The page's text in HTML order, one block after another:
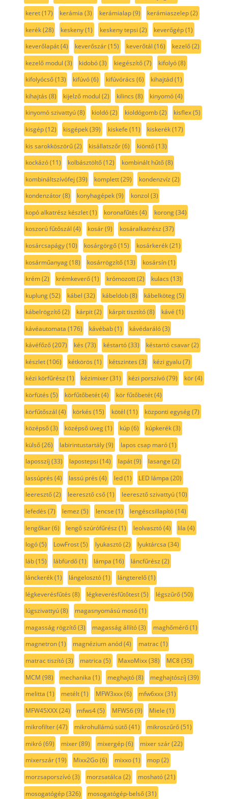
keret(17) kerámia (3) kerámialap(9) kerámiaszelep(2)
kerék(28) keskeny(1) keskeny tepsi (2) keverőgép(1)
keverőlapát(4) keverőszár(15) keverőtál (16) kezelő(2)
kezelő modul (3) kidobó(3) kiegészítő(7) kifolyó(8)
kifolyócső(13) kifúvó(6) kifúvórács (6) kihajtád(1)
kihajtás (8) kijelző modul (2) kilincs (8) kinyomó(4)
kinyomó szivattyú(8) kioldó(2) kioldógomb(2) kisflex(5)
kisgép(12) kisgépek(39) kiskefe (11) kiskerék(17)
kis sarokköszörű(2) kisállatszőr(6) kiöntő(13)
kockázó(11) kolbásztöltő(12) kombinált hűtő(8)
kombináltszívófej (39) komplett(29) kondenzvíz (2)
kondenzátor(8) konyhagépek(9) konzol (3)
kopó alkatrész készlet(1) koronafűtés (4) korong(34)
koszorú fűtőszál (4) kosár(9) kosáralkatrész (37)
kosárcsapágy(10) kosárgörgő(15) kosárkerék(21)
kosárműanyag(18) kosárrögzítő(13) kosársín(1)
krém(2) krémkeverő(1) krómozott(2) kulacs (13)
kuplung(52) kábel (32) kábeldob(8) kábelköteg(5)
kábelrögzítő(2) kárpit(2) kárpit tisztító(8) kávé (1)
kávéautomata (176) kávébab(1) kávédaráló(3)
kávéfőző(207) kés (73) késtartó(33) késtartó csavar(2)
készlet(106) kétkörös (1) kétszintes (3) kézi gyalu(7)
kézi körfűrész (1) kézimixer(31) kézi porszívó(79) kör(4)
körfütés (5) körfűtőbetét(4) kör fűtőbetét(4)
körfűtőszál (4) körkés (15) kötél (11) központi egység(7)
középső(3) középső üveg(1) kúp(6) kúpkerék(3)
külső(26) labirintustartály(9) lapos csap maró(1)
laposszíj (33) lapostepsi (14) lapát(9) lasange (2)
lassúprés (4) lassú prés (4) led(1) LED lámpa (20)
leeresztő(2) leeresztő cső(1) leeresztő szivattyú(10)
lefedés (7) lemez (5) lencse (1) lengéscsillapító(14)
lengőkar(6) lengő szúrófűrész (1) leolvasztó(4) lila (4)
logó(5) LowFrost(5) lyukasztó(2) lyuktárcsa (34)
láb(15) lábfürdő(1) lámpa (16) láncfűrész (2)
lánckerék(1) lángelosztó(1) lángterelő(1)
légkeverésfűtés (8) légkeverésfűtőtest(5) légszűrő(50)
lúgszivattyú(8) magasnyomású mosó(1)
magasság rögzítő(3) magasság állító(3) maghőmérő(1)
magnetron(1) magnézium anód(4) matrac(1)
matrac tiszító(3) matrica (5) MaxoMixx(38) MC8(35)
MCM (98) mechanika (1) meghajtó(8) meghajtószíj (39)
melitta (1) metélt(1) MFW3xxx(6) mfw6xxx(31)
MFW45XXX(24) mfws4(5) MFWS6(9) Miele (1)
mikrofilter(47) mikrohullámú sütő(41) mikroszűrő(51)
mikró(69) mixer(89) mixergép(6) mixer szár(22)
mixerszár(19) Mixx2Go(6) mixxo(1) mop(2)
morzsaporszívó(3) morzsatálca (2) mosható(21)
mosogatógép(326) mosogatógép-belső(31)